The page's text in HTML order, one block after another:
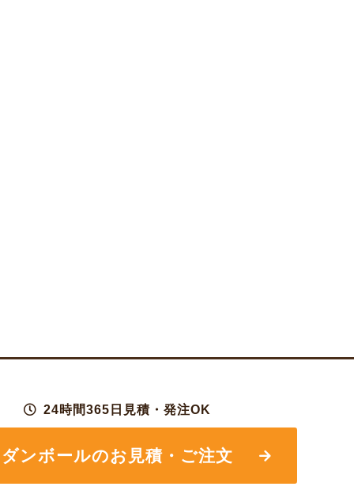
24時間365日見積・発注OK
ダンボールのお見積・ご注文